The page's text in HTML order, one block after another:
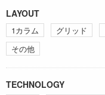
LAYOUT
1カラム グリッド
その他
TECHNOLOGY